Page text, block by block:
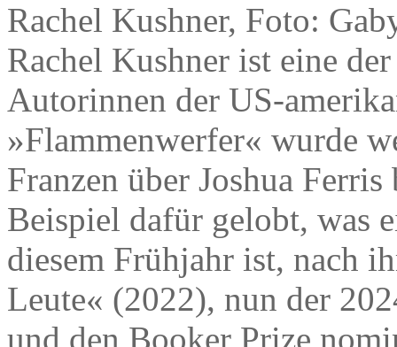
Rachel Kushner, Foto:
Rachel Kushner ist eine
Autorinnen der US-
»Flammenwerfer« wurde
Franzen über Joshua
Beispiel dafür gelobt, was
diesem Frühjahr ist, nach
Leute« (2022), nun der
und den Booker Prize